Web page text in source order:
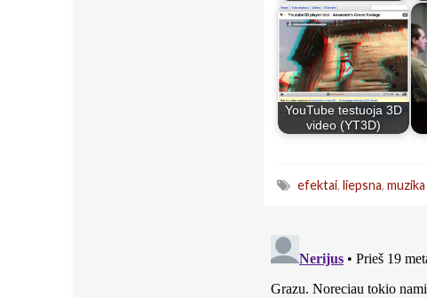
YouTube testuoja 3D
video (YT3D)
efektai, liepsna, muzika